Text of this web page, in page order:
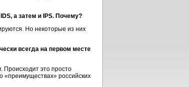
IDS, а затем и IPS. Почему?
Но некоторые из них
всегда на первом месте
Происходит это просто
«преимуществах» российских